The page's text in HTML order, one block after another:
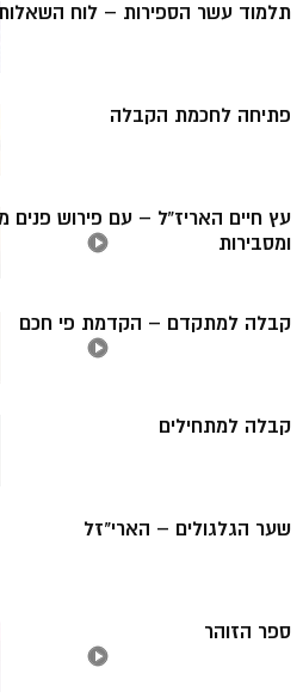
תלמוד עשר הספירות – לוח
פתיחה לחכמת הקבלה
עץ חיים האריז”ל – עם פירוש פנים
ומסבירות
קבלה למתקדם – הקדמת פי חכם
קבלה למתחילים
שער הגלגולים – הארי"זל
ספר הזוהר